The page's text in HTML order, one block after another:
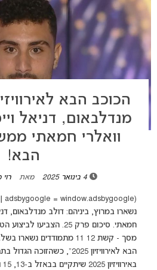
מנדלבאום, דניאל
וואלרי חמאתי
הבא!
מאת רוי
נשארו במרוץ, ביניהם: דולב מנדלבאום,
חמאתי. סיכום פרק 25.
מסך - קשת 12 11 מתמודדים
הבא לאירוויזיון 2025",